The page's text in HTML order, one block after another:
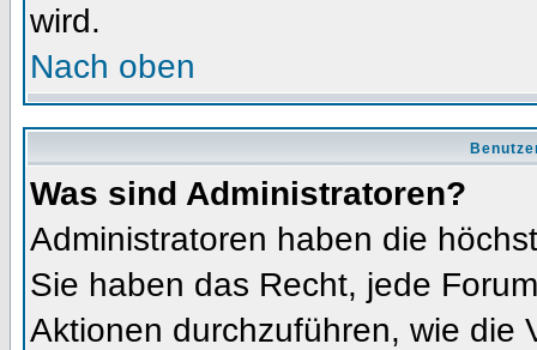
wird.
Nach oben
Was sind Administratoren?
Administratoren haben die
Sie haben das Recht, jede
Aktionen durchzuführen, wie die